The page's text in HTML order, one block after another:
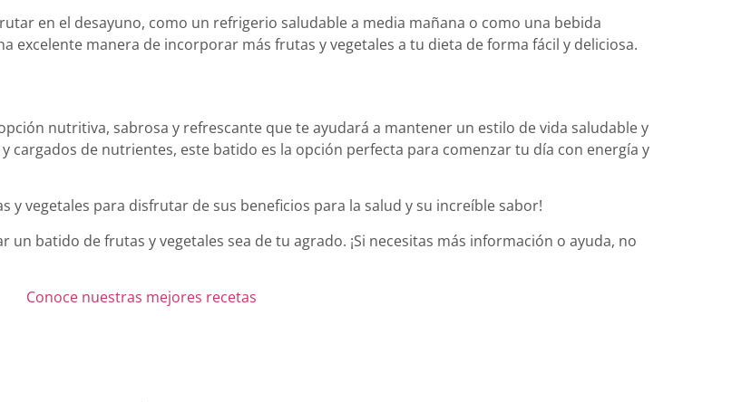
en el desayuno, como un refrigerio saludable a media mañana o como una bebida
excelente manera de incorporar más frutas y vegetales a tu dieta de forma fácil y deliciosa.
nutritiva, sabrosa y refrescante que te ayudará a mantener un estilo de vida saludable y
cargados de nutrientes, este batido es la opción perfecta para comenzar tu día con energía y
y vegetales para disfrutar de sus beneficios para la salud y su increíble sabor!
batido de frutas y vegetales sea de tu agrado. ¡Si necesitas más información o ayuda, no
Conoce nuestras mejores recetas